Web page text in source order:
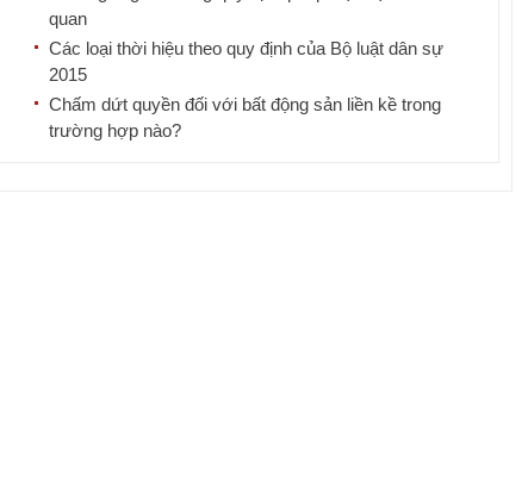
quan
Các loại thời hiệu theo quy định của Bộ luật dân sự
2015
Chấm dứt quyền đối với bất động sản liền kề trong
trường hợp nào?